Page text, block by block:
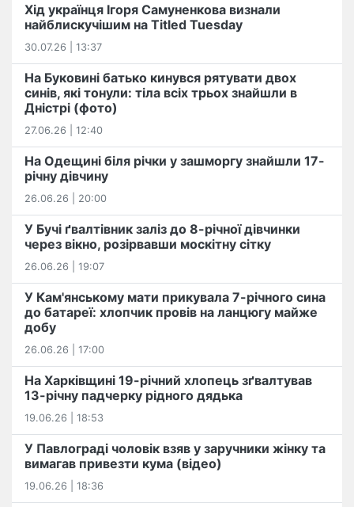
Хід українця Ігоря Самуненкова визнали
найблискучішим на Titled Tuesday
30.07.26 | 13:37
На Буковині батько кинувся рятувати двох
синів, які тонули: тіла всіх трьох знайшли в
Дністрі (фото)
27.06.26 | 12:40
На Одещині біля річки у зашморгу знайшли 17-
річну дівчину
26.06.26 | 20:00
У Бучі ґвалтівник заліз до 8-річної дівчинки
через вікно, розірвавши москітну сітку
26.06.26 | 19:07
У Кам'янському мати прикувала 7-річного сина
до батареї: хлопчик провів на ланцюгу майже
добу
26.06.26 | 17:00
На Харківщині 19-річний хлопець​ ️зґвалтував
13-річну падчерку рідного дядька
19.06.26 | 18:53
У Павлограді чоловік взяв у заручники жінку та
вимагав привезти кума (відео)
19.06.26 | 18:36